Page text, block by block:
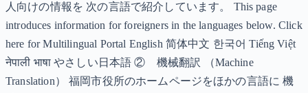
人向けの情報を 次の言語で紹介しています。 This page
introduces information for foreigners in the languages below. Click
here for Multilingual Portal English 简体中文 한국어 Tiếng Việt
नेपाली भाषा やさしい日本語 ② 機械翻訳 （Machine
Translation） 福岡市役所のホームページをほかの言語に 機